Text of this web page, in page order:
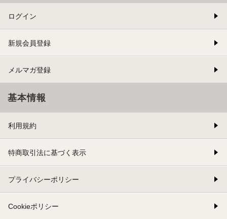
ログイン
新規会員登録
メルマガ登録
基本情報
利用規約
特商取引法に基づく表示
プライバシーポリシー
Cookieポリシー